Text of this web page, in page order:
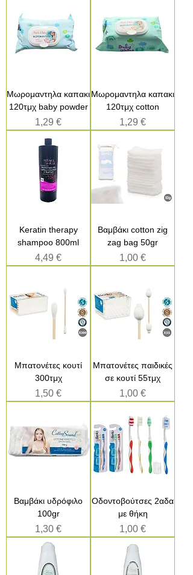
Μωρομαντηλα καπακι
120τμχ baby powder
Τιμή
1,29 €
Μωρομαντηλα καπακι
120τμχ cotton
Τιμή
1,29 €
Keratin therapy
shampoo 800ml
Τιμή
4,49 €
Βαμβάκι cotton zig
zag bag 50gr
Τιμή
1,00 €
Μπατονέτες κουτί
300τμχ
Τιμή
1,50 €
Μπατονέτες παιδικές
σε κουτί 55τμχ
Τιμή
1,00 €
Bαμβάκι υδρόφιλο
100gr
Τιμή
1,30 €
Οδοντοβούτσες 2αδα
με θήκη
Τιμή
1,00 €